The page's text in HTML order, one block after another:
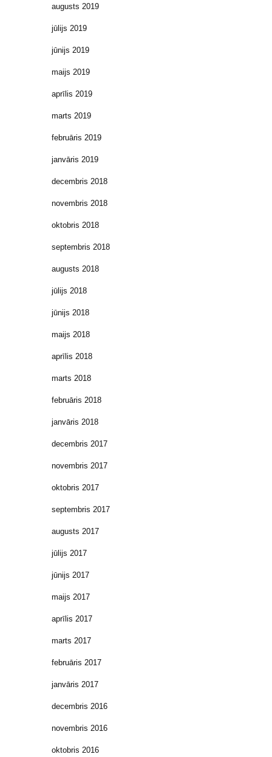
augusts 2019
jūlijs 2019
jūnijs 2019
maijs 2019
aprīlis 2019
marts 2019
februāris 2019
janvāris 2019
decembris 2018
novembris 2018
oktobris 2018
septembris 2018
augusts 2018
jūlijs 2018
jūnijs 2018
maijs 2018
aprīlis 2018
marts 2018
februāris 2018
janvāris 2018
decembris 2017
novembris 2017
oktobris 2017
septembris 2017
augusts 2017
jūlijs 2017
jūnijs 2017
maijs 2017
aprīlis 2017
marts 2017
februāris 2017
janvāris 2017
decembris 2016
novembris 2016
oktobris 2016